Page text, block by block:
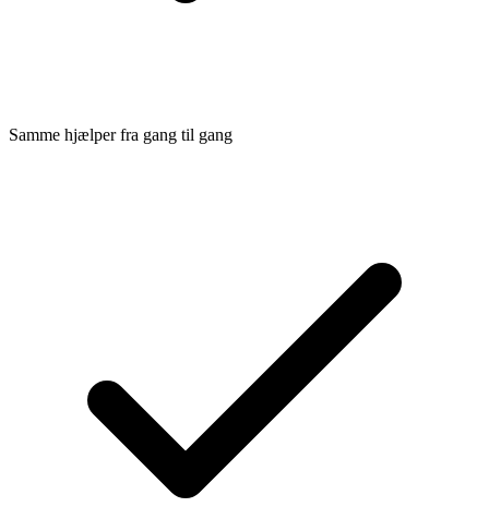
Samme hjælper fra gang til gang